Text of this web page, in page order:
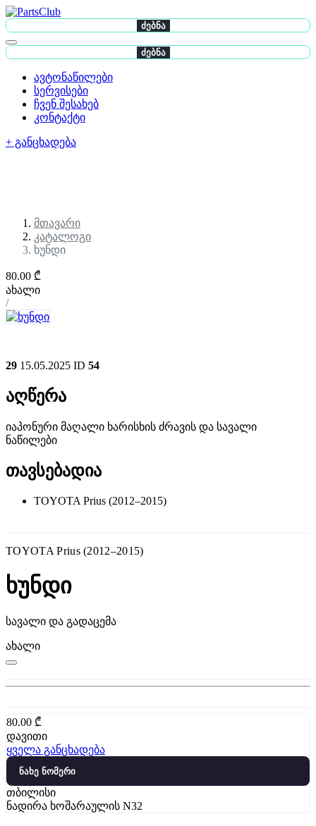
ძებნა
ძებნა
ავტონაწილები
სერვისები
ჩვენ შესახებ
კონტაქტი
+ განცხადება
მთავარი
კატალოგი
ხუნდი
80.00 ₾
ახალი
/
29 15.05.2025 ID 54
აღწერა
იაპონური მაღალი ხარისხის ძრავის და სავალი
ნაწილები
თავსებადია
TOYOTA Prius (2012–2015)
TOYOTA Prius (2012–2015)
ხუნდი
სავალი და გადაცემა
ახალი
80.00 ₾
დავითი
ყველა განცხადება
ნახე ნომერი
თბილისი
ნადირა ხოშარაულის N32